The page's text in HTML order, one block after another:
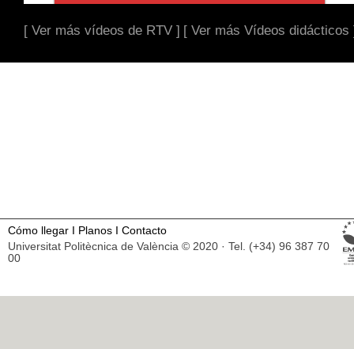
[ Ver más vídeos de RTV ] [ Ver más Vídeos didácticos
Cómo llegar I Planos I Contacto
Universitat Politècnica de València © 2020 · Tel. (+34) 96 387 70
00